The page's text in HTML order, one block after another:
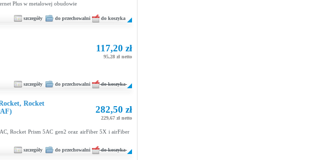
Plus w metalowej obudowie
szczegóły do przechowalni do koszyka
117,20 zł
95,28 zł netto
szczegóły do przechowalni do koszyka
Rocket
282,50 zł
229,67 zł netto
Rocket Prism 5AC gen2 oraz airFiber 5X i airFiber
szczegóły do przechowalni do koszyka